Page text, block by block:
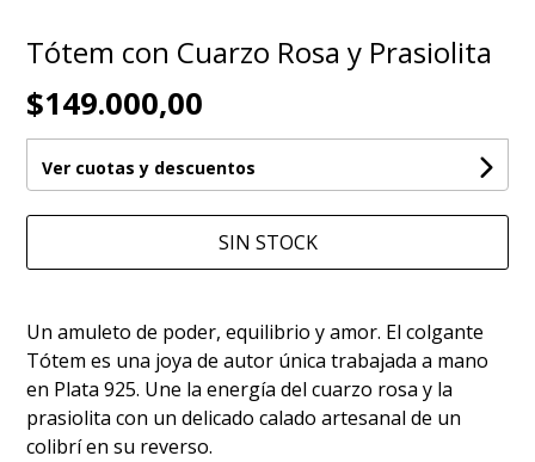
Tótem con Cuarzo Rosa y Prasiolita
$149.000,00
Ver cuotas y descuentos
SIN STOCK
Un amuleto de poder, equilibrio y amor. El colgante
Tótem es una joya de autor única trabajada a mano
en Plata 925. Une la energía del cuarzo rosa y la
prasiolita con un delicado calado artesanal de un
colibrí en su reverso.